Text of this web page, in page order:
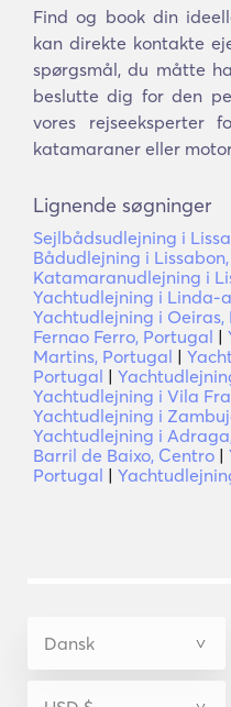
Find og book din
kan direkte kontakte
spørgsmål, du måtte
beslutte dig for den
vores rejseeksperter
katamaraner eller
Lignende søgninger
Sejlbådsudlejning i
Bådudlejning i
Katamaranudlejning i
Yachtudlejning i Linda-
Yachtudlejning i Oeiras,
Fernao Ferro, Portugal |
Martins, Portugal |
Portugal |
Yachtudlejning i Vila
Yachtudlejning i
Yachtudlejning i
Barril de Baixo, Centro |
Portugal |